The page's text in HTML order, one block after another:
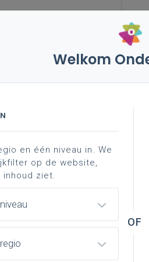
14 juli 2022 – hoorzitting over
een bondig commentaar
2020-
het voorstel van
van het
Welkom
en één niveau in. We
op de website,
ziet.